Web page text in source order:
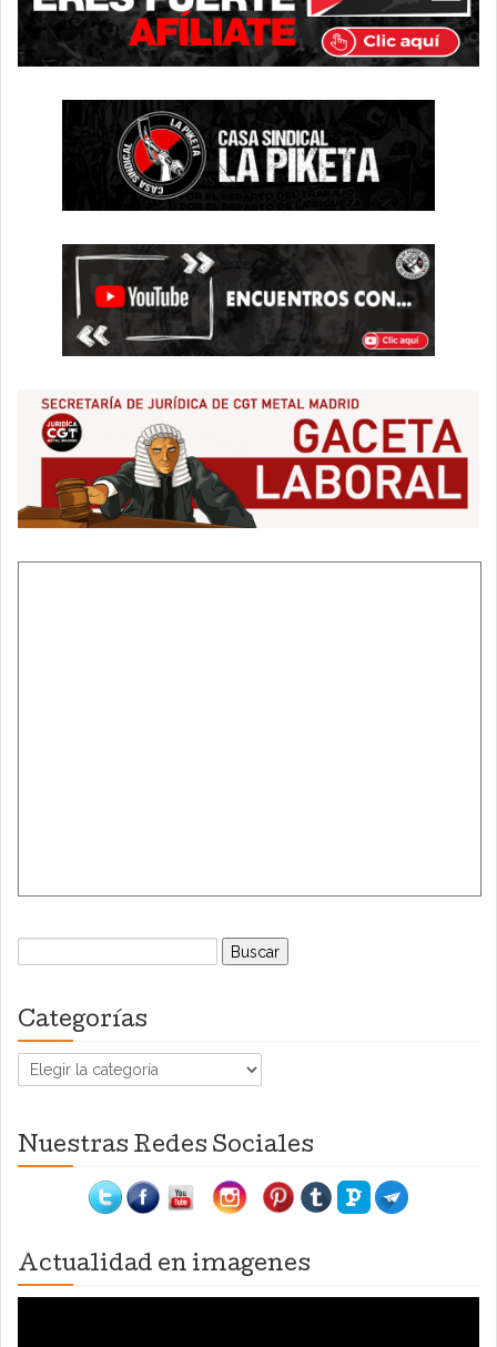
Buscar:
Categorías
Categorías
Nuestras Redes Sociales
Actualidad en imagenes